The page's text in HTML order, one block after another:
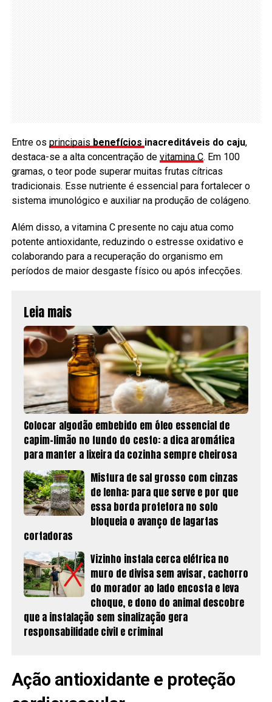
Entre os principais benefícios inacreditáveis do caju,
destaca-se a alta concentração de vitamina C. Em 100
gramas, o teor pode superar muitas frutas cítricas
tradicionais. Esse nutriente é essencial para fortalecer o
sistema imunológico e auxiliar na produção de colágeno.
Além disso, a vitamina C presente no caju atua como
potente antioxidante, reduzindo o estresse oxidativo e
colaborando para a recuperação do organismo em
períodos de maior desgaste físico ou após infecções.
Leia mais
Colocar algodão embebido em óleo essencial de
capim-limão no fundo do cesto: a dica aromática
para manter a lixeira da cozinha sempre cheirosa
Mistura de sal grosso com cinzas
de lenha: para que serve e por que
essa borda protetora no solo
bloqueia o avanço de lagartas
cortadoras
Vizinho instala cerca elétrica no
muro de divisa sem avisar, cachorro
do morador ao lado encosta e leva
choque, e dono do animal descobre
que a instalação sem sinalização gera
responsabilidade civil e criminal
Ação antioxidante e proteção